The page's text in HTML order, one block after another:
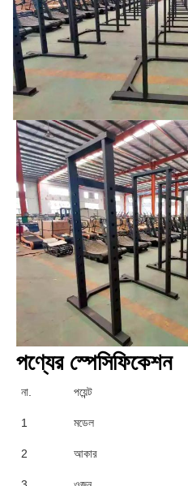
পণ্যের স্পেসিফিকেশন
না. পয়েন্ট
1 মডেল
2 আকার